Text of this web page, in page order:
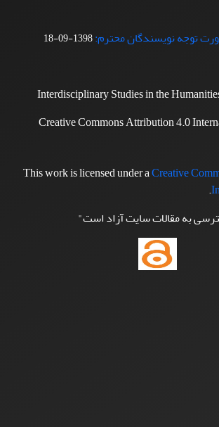
توجه نویسندگان محترم:1398-09-18
Interdisciplinary Studies in the
Creative Commons Attribution 4.0
This work is licensed under aCreative
.
به مقالات سایت آزاد است"